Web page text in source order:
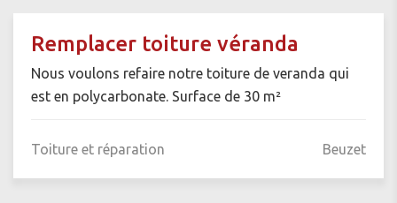
Remplacer toiture véranda
Nous voulons refaire notre toiture de veranda qui
est en polycarbonate. Surface de 30 m²
Toiture et réparation Beuzet